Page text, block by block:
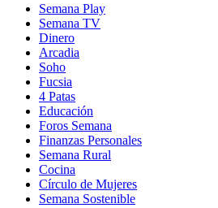
Semana Play
Semana TV
Dinero
Arcadia
Soho
in
new
window
Fucsia
in
new
window
4 Patas
Educación
Foros Semana
Finanzas Personales
Semana Rural
Cocina
Círculo de Mujeres
Semana Sostenible